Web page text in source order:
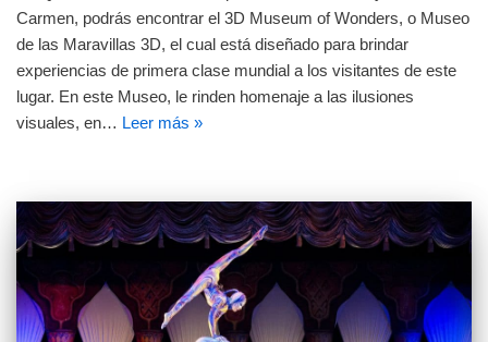
Carmen, podrás encontrar el 3D Museum of Wonders, o Museo
de las Maravillas 3D, el cual está diseñado para brindar
experiencias de primera clase mundial a los visitantes de este
lugar. En este Museo, le rinden homenaje a las ilusiones
visuales, en… Leer más »